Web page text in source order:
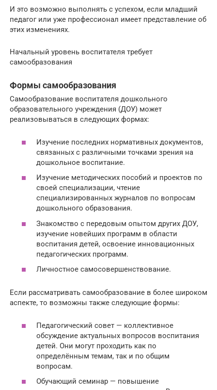
И это возможно выполнять с успехом, если младший
педагог или уже профессионал имеет представление об
этих изменениях.
Начальный уровень воспитателя требует
самообразования
Формы самообразования
Самообразование воспитателя дошкольного
образовательного учреждения (ДОУ) может
реализовываться в следующих формах:
Изучение последних нормативных документов,
связанных с различными точками зрения на
дошкольное воспитание.
Изучение методических пособий и проектов по
своей специализации, чтение
специализированных журналов по вопросам
дошкольного образования.
Знакомство с передовым опытом других ДОУ,
изучение новейших программ в области
воспитания детей, освоение инновационных
педагогических программ.
Личностное самосовершенствование.
Если рассматривать самообразование в более широком
аспекте, то возможны также следующие формы:
Педагогический совет — коллективное
обсуждение актуальных вопросов воспитания
детей. Они могут проходить как по
определённым темам, так и по общим
вопросам.
Обучающий семинар — повышение